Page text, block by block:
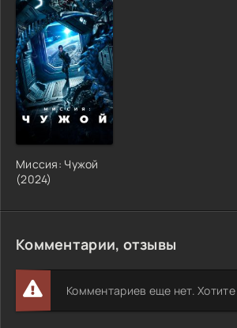
Миссия: Чужой
(2024)
Комментарии, отзывы
Комментариев еще нет.